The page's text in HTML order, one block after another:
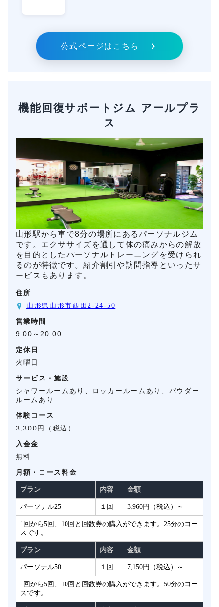
公式ページはこちら
機能回復サポートジム アールプラ
ス
山形駅から車で8分の場所にあるパーソナルジム
です。エクササイズを通して体の痛みからの解放
を目的としたパーソナルトレーニングを受けられ
るのが特徴です。紹介割引や訪問指導といったサ
ービスもあります。
住所
山形県山形市西田2-24-50
営業時間
9:00～20:00
定休日
火曜日
サービス・施設
シャワールームあり、ロッカールームあり、パウダー
ルームあり
体験コース
3,300円（税込）
入会金
無料
月額・コース料金
プラン 内容 金額
パーソナル25 １回 3,960円（税込）～
1回から5回、10回と回数券の購入ができます。25分のコー
スです。
プラン 内容 金額
パーソナル50 １回 7,150円（税込）～
1回から5回、10回と回数券の購入ができます。50分のコー
スです。